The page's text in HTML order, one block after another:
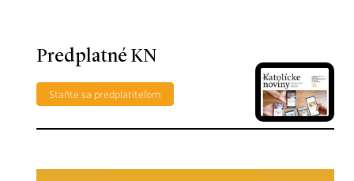
Predplatné KN
Staňte sa predplatiteľom